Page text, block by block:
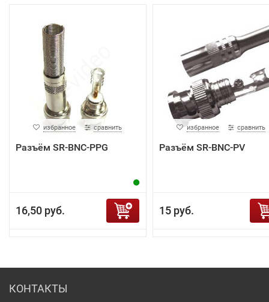
избранное сравнить
Разъём SR-BNC-PPG
16,50 руб.
избранное сравнить
Разъём SR-BNC-PV
15 руб.
КОНТАКТЫ